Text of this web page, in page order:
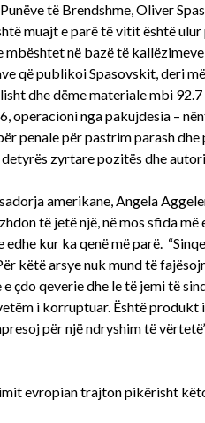
të Brendshme, Oliver
muajt e parë të vitit është
mbështet në bazë të
që publikoi Spasovskit, deri
dhe dëme materiale mbi
operacioni nga pakujdesia –
penale për pastrim parash
zyrtare pozitës dhe
amerikane, Angela
të jetë një, në mos sfida
edhe kur ka qenë më parë.
këtë arsye nuk mund të
çdo qeverie dhe le të jemi të
i korruptuar. Është
për një ndryshim të
evropian trajton pikërisht